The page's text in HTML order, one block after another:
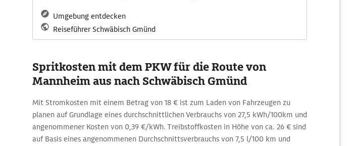
Umgebung entdecken
Reiseführer Schwäbisch Gmünd
Spritkosten mit dem PKW für die Route von
Mannheim aus nach Schwäbisch Gmünd
Mit Stromkosten mit einem Betrag von 18 € ist zum Laden von Fahrzeugen zu
planen auf Grundlage eines durchschnittlichen Verbrauchs von 27,5 kWh/100km und
angenommener Kosten von 0,39 €/kWh. Treibstoffkosten in Höhe von ca. 26 € sind
auf Basis eines angenommenen Durchschnittsverbrauchs von 7,5 l/100 km und